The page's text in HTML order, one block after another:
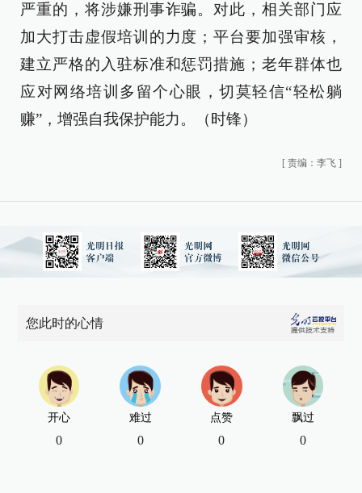
严重的，将涉嫌刑事诈骗。对此，相关部门应
加大打击虚假培训的力度；平台要加强审核，
建立严格的入驻标准和惩罚措施；老年群体也
应对网络培训多留个心眼，切莫轻信“轻松躺
赚”，增强自我保护能力。（时锋）
[ 责编：李飞 ]
您此时的心情
开心
0
难过
0
点赞
0
飘过
0